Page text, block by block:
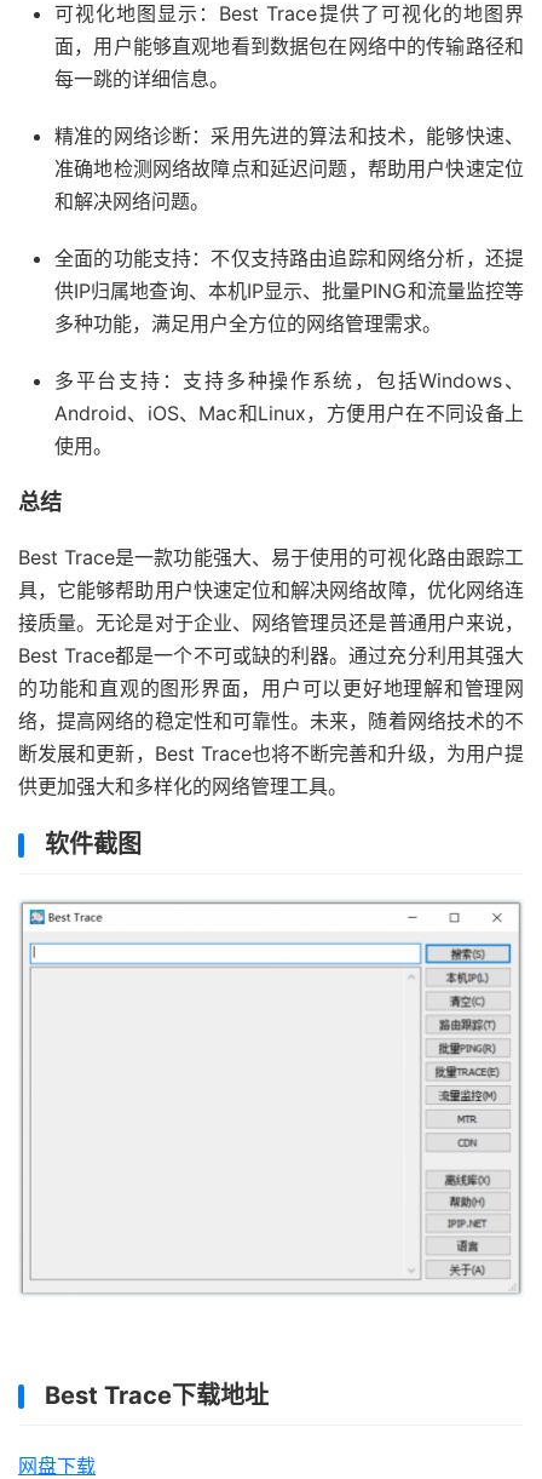
可视化地图显示：Best Trace提供了可视化的地图界
面，用户能够直观地看到数据包在网络中的传输路径和
每一跳的详细信息。
精准的网络诊断：采用先进的算法和技术，能够快速、
准确地检测网络故障点和延迟问题，帮助用户快速定位
和解决网络问题。
全面的功能支持：不仅支持路由追踪和网络分析，还提
供IP归属地查询、本机IP显示、批量PING和流量监控等
多种功能，满足用户全方位的网络管理需求。
多平台支持：支持多种操作系统，包括Windows、
Android、iOS、Mac和Linux，方便用户在不同设备上
使用。
总结
Best Trace是一款功能强大、易于使用的可视化路由跟踪工
具，它能够帮助用户快速定位和解决网络故障，优化网络连
接质量。无论是对于企业、网络管理员还是普通用户来说，
Best Trace都是一个不可或缺的利器。通过充分利用其强大
的功能和直观的图形界面，用户可以更好地理解和管理网
络，提高网络的稳定性和可靠性。未来，随着网络技术的不
断发展和更新，Best Trace也将不断完善和升级，为用户提
供更加强大和多样化的网络管理工具。
软件截图
Best Trace下载地址
网盘下载